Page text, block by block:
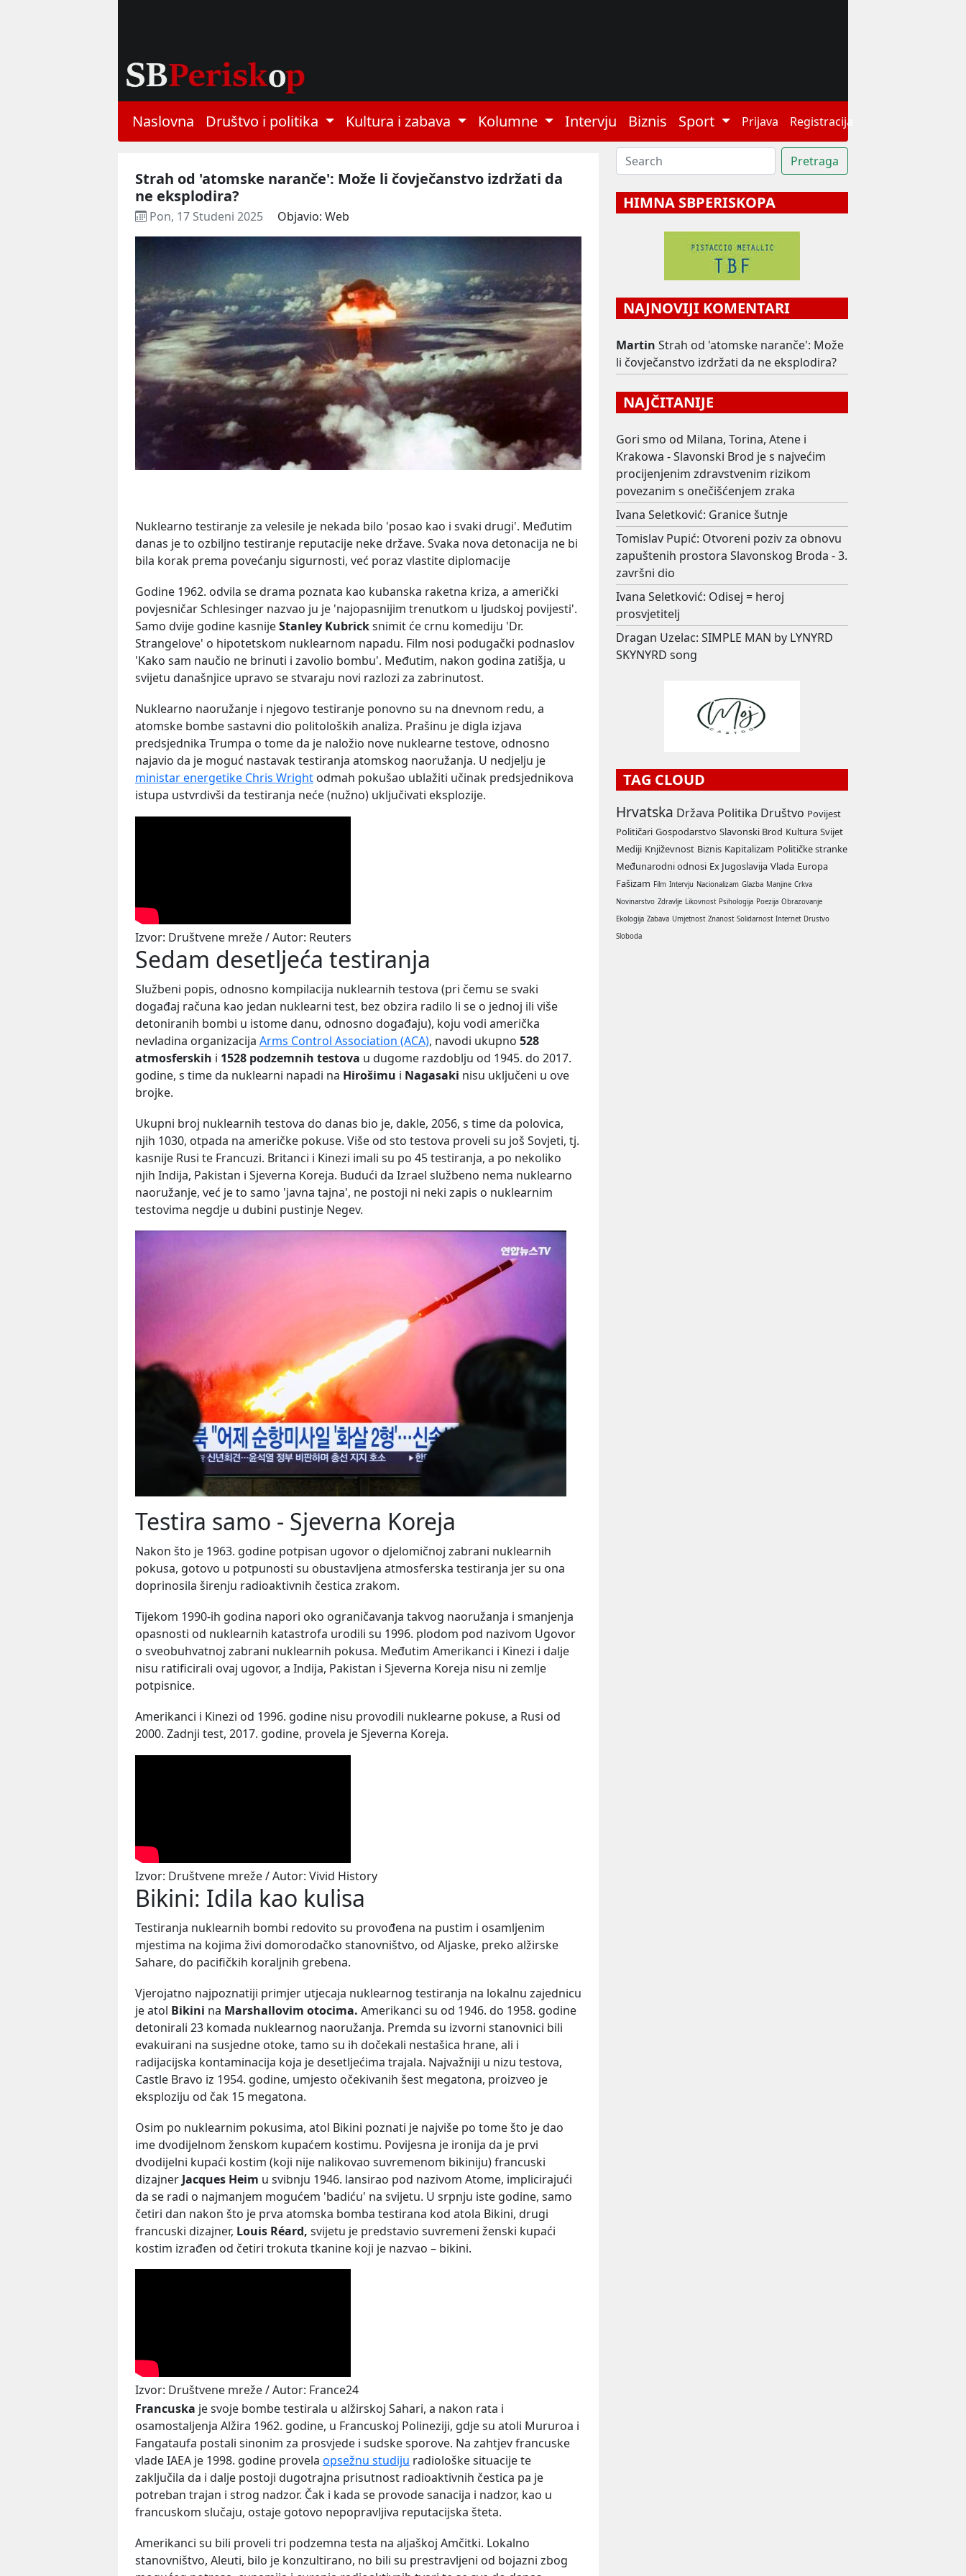
Naslovna Društvo i politika Kultura i zabava Kolumne Intervju Biznis Sport Prijava Registracija
Strah od 'atomske naranče': Može li čovječanstvo izdržati da
ne eksplodira?
Pon, 17 Studeni 2025 Objavio: Web
Nuklearno testiranje za velesile je nekada bilo 'posao kao i svaki drugi'. Međutim
danas je to ozbiljno testiranje reputacije neke države. Svaka nova detonacija ne bi
bila korak prema povećanju sigurnosti, već poraz vlastite diplomacije
Godine 1962. odvila se drama poznata kao kubanska raketna kriza, a američki
povjesničar Schlesinger nazvao ju je 'najopasnijim trenutkom u ljudskoj povijesti'.
Samo dvije godine kasnijeStanley Kubricksnimit će crnu komediju 'Dr.
Strangelove' o hipotetskom nuklearnom napadu. Film nosi podugački podnaslov
'Kako sam naučio ne brinuti i zavolio bombu'. Međutim, nakon godina zatišja, u
svijetu današnjice upravo se stvaraju novi razlozi za zabrinutost.
Nuklearno naoružanje i njegovo testiranje ponovno su na dnevnom redu, a
atomske bombe sastavni dio politoloških analiza. Prašinu je digla izjava
predsjednika Trumpa o tome da je naložio nove nuklearne testove, odnosno
najavio da je moguć nastavak testiranja atomskog naoružanja. U nedjelju je
ministar energetike Chris Wright odmah pokušao ublažiti učinak predsjednikova
istupa ustvrdivši da testiranja neće (nužno) uključivati eksplozije.
Izvor: Društvene mreže / Autor: Reuters
Sedam desetljeća testiranja
Službeni popis, odnosno kompilacija nuklearnih testova (pri čemu se svaki
događaj računa kao jedan nuklearni test, bez obzira radilo li se o jednoj ili više
detoniranih bombi u istome danu, odnosno događaju), koju vodi američka
nevladina organizacija Arms Control Association (ACA), navodi ukupno 528
atmosferskih i 1528 podzemnih testova u dugome razdoblju od 1945. do 2017.
godine, s time da nuklearni napadi na Hirošimu i Nagasaki nisu uključeni u ove
brojke.
Ukupni broj nuklearnih testova do danas bio je, dakle, 2056, s time da polovica,
njih 1030, otpada na američke pokuse. Više od sto testova proveli su još Sovjeti, tj.
kasnije Rusi te Francuzi. Britanci i Kinezi imali su po 45 testiranja, a po nekoliko
njih Indija, Pakistan i Sjeverna Koreja. Budući da Izrael službeno nema nuklearno
naoružanje, već je to samo 'javna tajna', ne postoji ni neki zapis o nuklearnim
testovima negdje u dubini pustinje Negev.
Testira samo - Sjeverna Koreja
Nakon što je 1963. godine potpisan ugovor o djelomičnoj zabrani nuklearnih
pokusa, gotovo u potpunosti su obustavljena atmosferska testiranja jer su ona
doprinosila širenju radioaktivnih čestica zrakom.
Tijekom 1990-ih godina napori oko ograničavanja takvog naoružanja i smanjenja
opasnosti od nuklearnih katastrofa urodili su 1996. plodom pod nazivom Ugovor
o sveobuhvatnoj zabrani nuklearnih pokusa. Međutim Amerikanci i Kinezi i dalje
nisu ratificirali ovaj ugovor, a Indija, Pakistan i Sjeverna Koreja nisu ni zemlje
potpisnice.
Amerikanci i Kinezi od 1996. godine nisu provodili nuklearne pokuse, a Rusi od
2000. Zadnji test, 2017. godine, provela je Sjeverna Koreja.
Izvor: Društvene mreže / Autor: Vivid History
Bikini: Idila kao kulisa
Testiranja nuklearnih bombi redovito su provođena na pustim i osamljenim
mjestima na kojima živi domorodačko stanovništvo, od Aljaske, preko alžirske
Sahare, do pacifičkih koraljnih grebena.
Vjerojatno najpoznatiji primjer utjecaja nuklearnog testiranja na lokalnu zajednicu
je atol Bikini na Marshallovim otocima. Amerikanci su od 1946. do 1958. godine
detonirali 23 komada nuklearnog naoružanja. Premda su izvorni stanovnici bili
evakuirani na susjedne otoke, tamo su ih dočekali nestašica hrane, ali i
radijacijska kontaminacija koja je desetljećima trajala. Najvažniji u nizu testova,
Castle Bravo iz 1954. godine, umjesto očekivanih šest megatona, proizveo je
eksploziju od čak 15 megatona.
Osim po nuklearnim pokusima, atol Bikini poznati je najviše po tome što je dao
ime dvodijelnom ženskom kupaćem kostimu. Povijesna je ironija da je prvi
dvodijelni kupaći kostim (koji nije nalikovao suvremenom bikiniju) francuski
dizajner Jacques Heim u svibnju 1946. lansirao pod nazivom Atome, implicirajući
da se radi o najmanjem mogućem 'badiću' na svijetu. U srpnju iste godine, samo
četiri dan nakon što je prva atomska bomba testirana kod atola Bikini, drugi
francuski dizajner, Louis Réard, svijetu je predstavio suvremeni ženski kupaći
kostim izrađen od četiri trokuta tkanine koji je nazvao – bikini.
Izvor: Društvene mreže / Autor: France24
Francuska je svoje bombe testirala u alžirskoj Sahari, a nakon rata i
osamostaljenja Alžira 1962. godine, u Francuskoj Polineziji, gdje su atoli Mururoa i
Fangataufa postali sinonim za prosvjede i sudske sporove. Na zahtjev francuske
vlade IAEA je 1998. godine provela opsežnu studiju radiološke situacije te
zaključila da i dalje postoji dugotrajna prisutnost radioaktivnih čestica pa je
potreban trajan i strog nadzor. Čak i kada se provode sanacija i nadzor, kao u
francuskom slučaju, ostaje gotovo nepopravljiva reputacijska šteta.
Amerikanci su bili proveli tri podzemna testa na aljaškoj Amčitki. Lokalno
stanovništvo, Aleuti, bilo je konzultirano, no bili su prestravljeni od bojazni zbog
HIMNA SBPERISKOPA
NAJNOVIJI KOMENTARI
Martin Strah od 'atomske naranče': Može
li čovječanstvo izdržati da ne eksplodira?
NAJČITANIJE
Gori smo od Milana, Torina, Atene i
Krakowa - Slavonski Brod je s najvećim
procijenjenim zdravstvenim rizikom
povezanim s onečišćenjem zraka
Ivana Seletković: Granice šutnje
Tomislav Pupić: Otvoreni poziv za obnovu
zapuštenih prostora Slavonskog Broda - 3.
završni dio
Ivana Seletković: Odisej = heroj
prosvjetitelj
Dragan Uzelac: SIMPLE MAN by LYNYRD
SKYNYRD song
TAG CLOUD
Hrvatska Država Politika Društvo Povijest
Političari Gospodarstvo Slavonski Brod Kultura Svijet
Mediji Književnost Biznis Kapitalizam Političke stranke
Međunarodni odnosi Ex Jugoslavija Vlada Europa
Fašizam Film Intervju Nacionalizam Glazba Manjine Crkva
Novinarstvo Zdravlje Likovnost Psihologija Poezija Obrazovanje
Ekologija Zabava Umjetnost Znanost Solidarnost Internet Drustvo
Sloboda